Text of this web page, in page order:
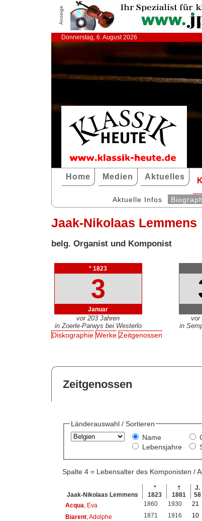
Anzeige
Donnerstag, 6. August 2026
Home Medien Aktuelles
Aktuelle Infos
Jaak-Nikolaas Lemmens
belg. Organist und Komponist
* 1823
3
Januar
vor 203 Jahren
in Zoerle-Parwys bei Westerlo
vor
in
Diskographie Werke Zeitgenossen
Zeitgenossen
Länderauswahl / Sortieren
Name
Lebensjahre
Spalte 4 = Lebensalter des Komponisten /
Jaak-Nikolaas Lemmens
*
1823
†
1881
J.
58
Acqua , Eva 1860 1930
21
Biarent, Adolphe 1871 1916
10